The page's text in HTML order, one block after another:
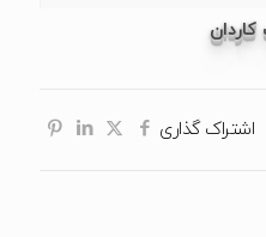
اشتراک گذاری